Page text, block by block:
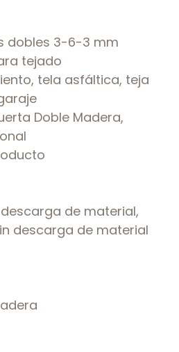
dobles 3-6-3 mm
tejado
tela asfáltica, teja
Doble Madera,
de material,
descarga de material